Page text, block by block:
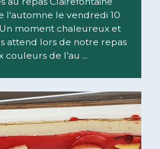
l'automne le vendredi 10
moment chaleureux et
attend lors de notre repas
couleurs de l’au ...
la suite